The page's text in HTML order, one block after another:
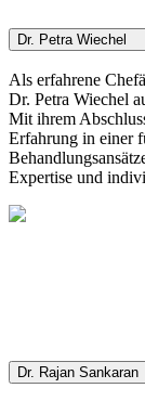
Dr. Petra Wiechel
Als erfahrene
Dr. Petra Wiechel
Mit ihrem
Erfahrung in einer
Expertise und
Dr. Rajan Sankaran